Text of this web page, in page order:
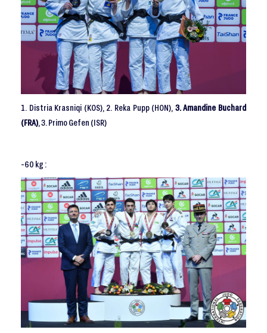
1. Distria Krasniqi (KOS), 2. Reka Pupp (HON), 3. Amandine Buchard
(FRA), 3. Primo Gefen (ISR)
-60 kg :